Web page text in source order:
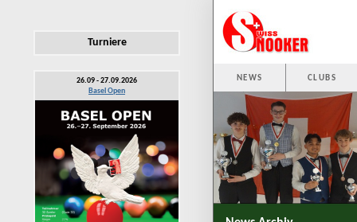
Turniere
26.09 - 27.09.2026
Basel Open
NEWS CLUBS